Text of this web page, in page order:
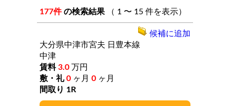
177件 の検索結果 （ 1 〜 15 件を表示）
大分県中津市宮夫 日豊本線
中津
3.0 万円
0 ヶ月 0 ヶ月
1R
候補に追加